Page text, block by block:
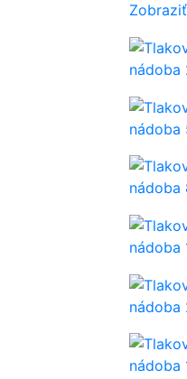
nádoba
nádoba
nádoba
nádoba
nádoba
nádoba